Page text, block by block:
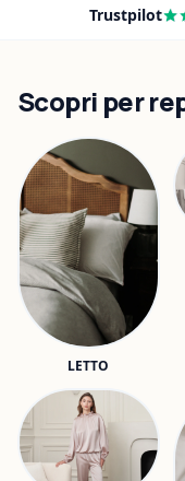
Trustpilot
Scopri per
LETTO